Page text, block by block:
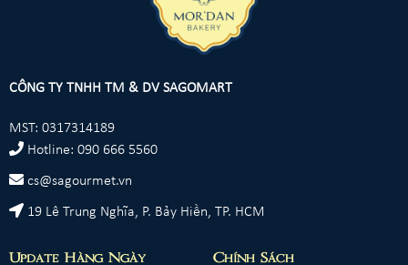
CÔNG TY TNHH TM & DV SAGOMART
MST: 0317314189
Hotline: 090 666 5560
cs@sagourmet.vn
19 Lê Trung Nghĩa, P. Bảy Hiền, TP. HCM
Update Hàng Ngày Chính Sách